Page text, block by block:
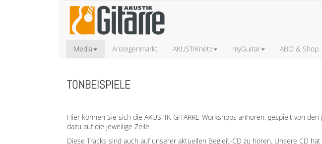
Media Anzeigenmarkt AKUSTIKnetz myGuitar ABO & Shop
TONBEISPIELE
Hier können Sie sich die AKUSTIK-GITARRE-Workshops anhören, gespielt von
dazu auf die jeweilige Zeile.
Diese Tracks sind auch auf unserer aktuellen Begleit-CD zu hören. Unsere CD